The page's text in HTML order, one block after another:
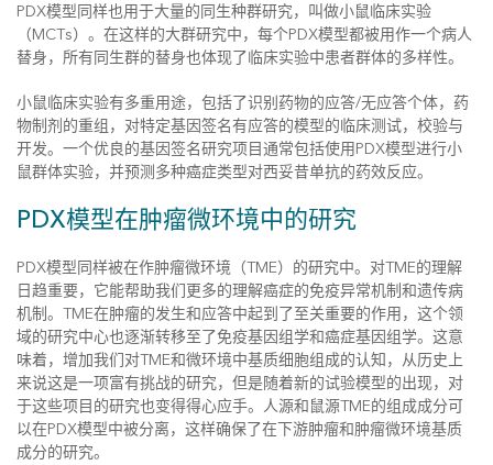
PDX模型同样也用于大量的同生种群研究，叫做小鼠临床实验
（MCTs）。在这样的大群研究中，每个PDX模型都被用作一个病人
替身，所有同生群的替身也体现了临床实验中患者群体的多样性。
小鼠临床实验有多重用途，包括了识别药物的应答/无应答个体，药
物制剂的重组，对特定基因签名有应答的模型的临床测试，校验与
开发。一个优良的基因签名研究项目通常包括使用PDX模型进行小
鼠群体实验，并预测多种癌症类型对西妥昔单抗的药效反应。
PDX模型在肿瘤微环境中的研究
PDX模型同样被在作肿瘤微环境（TME）的研究中。对TME的理解
日趋重要，它能帮助我们更多的理解癌症的免疫异常机制和遗传病
机制。TME在肿瘤的发生和应答中起到了至关重要的作用，这个领
域的研究中心也逐渐转移至了免疫基因组学和癌症基因组学。这意
味着，增加我们对TME和微环境中基质细胞组成的认知，从历史上
来说这是一项富有挑战的研究，但是随着新的试验模型的出现，对
于这些项目的研究也变得得心应手。人源和鼠源TME的组成成分可
以在PDX模型中被分离，这样确保了在下游肿瘤和肿瘤微环境基质
成分的研究。